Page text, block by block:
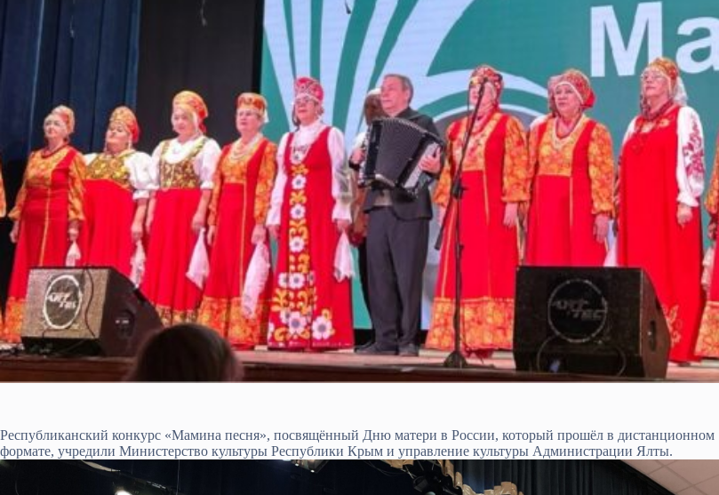
Республиканский конкурс «Мамина песня», посвящённый Дню матери в России, который прошёл в дистанционном
формате, учредили Министерство культуры Республики Крым и управление культуры Администрации Ялты.